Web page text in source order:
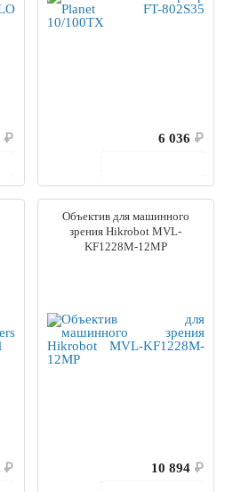
₽
6 036 ₽
₽
Объектив для машинного
зрения Hikrobot MVL-
KF1228M-12MP
10 894 ₽